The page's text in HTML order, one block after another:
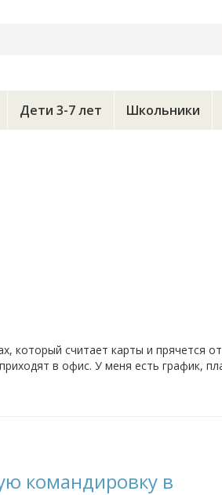
Дети 3-7 лет Школьники
который считает карты и прячется от
в офис. У меня есть график,
командировку в